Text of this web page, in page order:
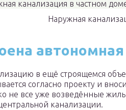
Наружная
в ещё строящемся
согласно проекту и
не все уже возведённые
канализации.